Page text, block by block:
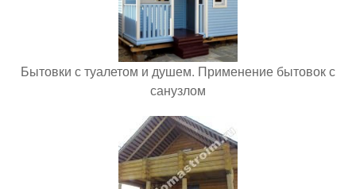
Бытовки с туалетом и душем. Применение бытовок с
санузлом